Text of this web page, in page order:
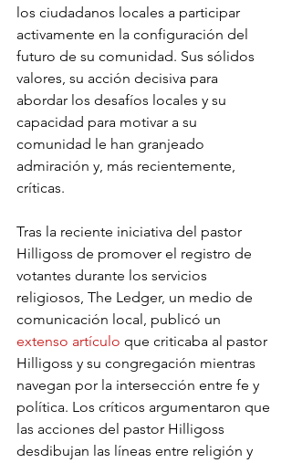
los ciudadanos locales a participar
activamente en la configuración del
futuro de su comunidad. Sus sólidos
valores, su acción decisiva para
abordar los desafíos locales y su
capacidad para motivar a su
comunidad le han granjeado
admiración y, más recientemente,
críticas.
Tras la reciente iniciativa del pastor
Hilligoss de promover el registro de
votantes durante los servicios
religiosos, The Ledger, un medio de
comunicación local, publicó un
extenso artículo que criticaba al pastor
Hilligoss y su congregación mientras
navegan por la intersección entre fe y
política. Los críticos argumentaron que
las acciones del pastor Hilligoss
desdibujan las líneas entre religión y